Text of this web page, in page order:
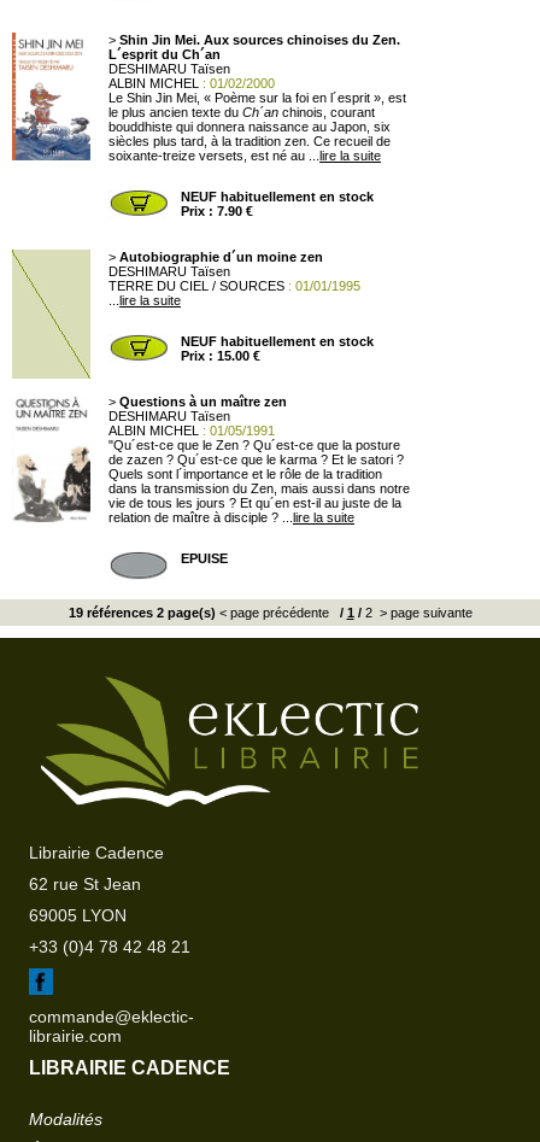
> Shin Jin Mei. Aux sources chinoises du Zen.
L´esprit du Ch´an
DESHIMARU Taïsen
ALBIN MICHEL
: 01/02/2000
Le Shin Jin Mei, « Poème sur la foi en l´esprit », est
le plus ancien texte du Ch´an chinois, courant
bouddhiste qui donnera naissance au Japon, six
siècles plus tard, à la tradition zen. Ce recueil de
soixante-treize versets, est né au ... lire la suite
NEUF habituellement en stock
Prix : 7.90 €
> Autobiographie d´un moine zen
DESHIMARU Taïsen
TERRE DU CIEL / SOURCES : 01/01/1995
lire la suite
NEUF habituellement en stock
Prix : 15.00 €
> Questions à un maître zen
DESHIMARU Taïsen
ALBIN MICHEL
: 01/05/1991
"Qu´est-ce que le Zen ? Qu´est-ce que la posture
de zazen ? Qu´est-ce que le karma ? Et le satori ?
Quels sont l´importance et le rôle de la tradition
dans la transmission du Zen, mais aussi dans notre
vie de tous les jours ? Et qu´en est-il au juste de la
relation de maître à disciple ? ... lire la suite
EPUISE
19 références 2 page(s) < page précédente/ 1 /2 > page suivante
Librairie Cadence
62 rue St Jean
69005 LYON
+33 (0)4 78 42 48 21
commande@eklectic-
librairie.com
LIBRAIRIE CADENCE
Modalités